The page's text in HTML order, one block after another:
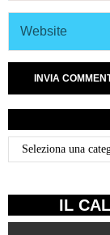
Categorie
IL